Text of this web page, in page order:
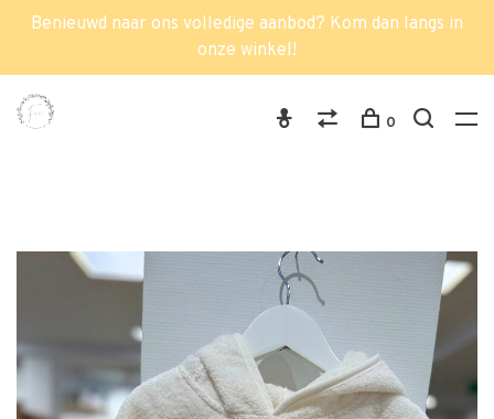
Benieuwd naar ons volledige aanbod? Kom dan langs in
onze winkel!
0